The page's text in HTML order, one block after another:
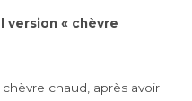
version « chèvre
chaud, après avoir